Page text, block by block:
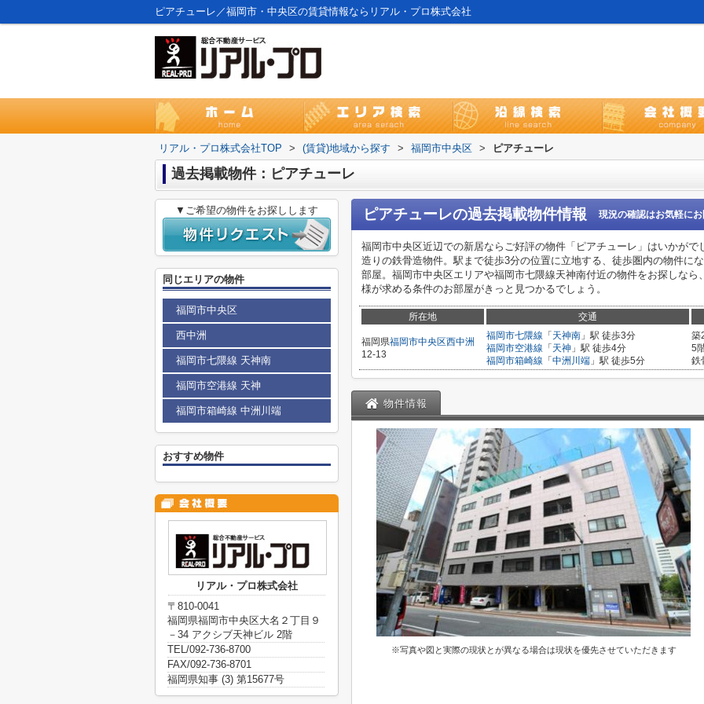
ピアチューレ／福岡市・中央区の賃貸情報ならリアル・プロ株式会社
リアル・プロ株式会社TOP > (賃貸)地域から探す > 福岡市中央区 > ピアチューレ
過去掲載物件：ピアチューレ
ピアチューレの過去掲載物件情報 現況の確認はお気軽に
福岡市中央区近辺での新居ならご好評の物件「ピアチューレ」はいかが
造りの鉄骨造物件。駅まで徒歩3分の位置に立地する、徒歩圏内の物件に
部屋。福岡市中央区エリアや福岡市七隈線天神南付近の物件をお探しな
様が求める条件のお部屋がきっと見つかるでしょう。
所在地 交通
福岡県福岡市中央区西中洲
12-13
福岡市七隈線 「 天神南 」駅 徒歩3分
福岡市空港線 「 天神 」駅 徒歩4分
福岡市箱崎線 「 中洲川端 」駅 徒歩5分
築
5
鉄
物件情報
※写真や図と実際の現状とが異なる場合は現状を優先させていただきます
▼ご希望の物件をお探しします
同じエリアの物件
福岡市中央区
西中洲
福岡市七隈線 天神南
福岡市空港線 天神
福岡市箱崎線 中洲川端
おすすめ物件
リアル・プロ株式会社
〒810-0041
福岡県福岡市中央区大名２丁目９
－34 アクシブ天神ビル 2階
TEL/092-736-8700
FAX/092-736-8701
福岡県知事 (3) 第15677号